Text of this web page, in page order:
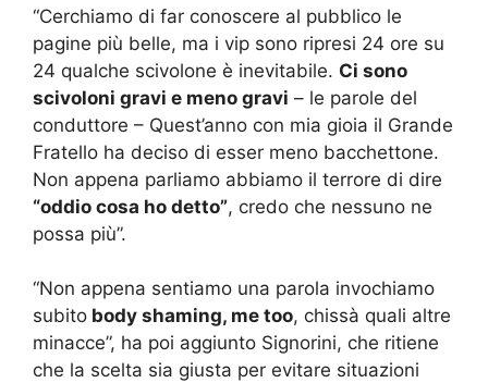
“Cerchiamo di far conoscere al pubblico le
pagine più belle, ma i vip sono ripresi 24 ore su
24 qualche scivolone è inevitabile. Ci sono
scivoloni gravi e meno gravi – le parole del
conduttore – Quest’anno con mia gioia il Grande
Fratello ha deciso di esser meno bacchettone.
Non appena parliamo abbiamo il terrore di dire
“oddio cosa ho detto”, credo che nessuno ne
possa più”.
“Non appena sentiamo una parola invochiamo
subito body shaming, me too, chissà quali altre
minacce”, ha poi aggiunto Signorini, che ritiene
che la scelta sia giusta per evitare situazioni